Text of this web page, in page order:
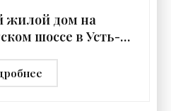
жилой дом на
шоссе в Усть-